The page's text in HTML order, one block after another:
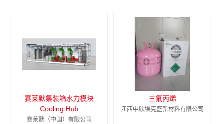
赛莱默集装箱水力模块
Cooling Hub
赛莱默（中国）有限公司
三氟丙烯
江西中欣埃克盛新材料有限公司